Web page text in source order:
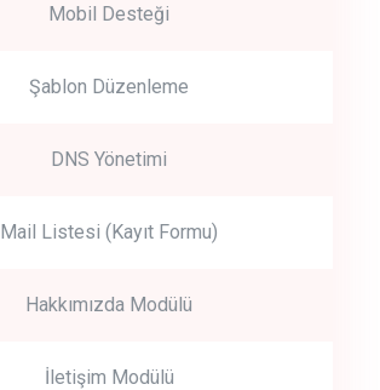
Mobil Desteği
Şablon Düzenleme
DNS Yönetimi
Mail Listesi (Kayıt Formu)
Hakkımızda Modülü
İletişim Modülü